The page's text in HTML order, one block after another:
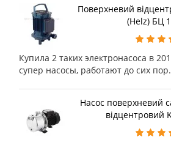
Поверхневий
(Helz) БЦ
Купила 2 таких электронасоса в
супер насосы, работают до сих
Насос поверхневий
відцентровий